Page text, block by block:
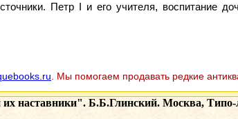
Петр I и его учителя, воспитание
. Мы помогаем продавать редкие
их наставники". Б.Б.Глинский. Москва,